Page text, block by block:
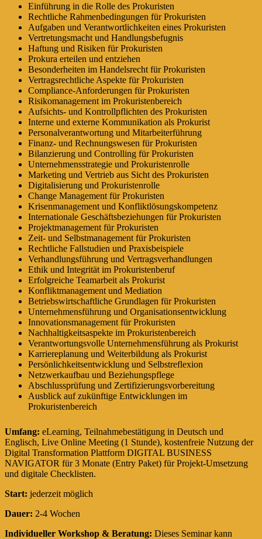
Einführung in die Rolle des Prokuristen
Rechtliche Rahmenbedingungen für Prokuristen
Aufgaben und Verantwortlichkeiten eines Prokuristen
Vertretungsmacht und Handlungsbefugnis
Haftung und Risiken für Prokuristen
Prokura erteilen und entziehen
Besonderheiten im Handelsrecht für Prokuristen
Vertragsrechtliche Aspekte für Prokuristen
Compliance-Anforderungen für Prokuristen
Risikomanagement im Prokuristenbereich
Aufsichts- und Kontrollpflichten des Prokuristen
Interne und externe Kommunikation als Prokurist
Personalverantwortung und Mitarbeiterführung
Finanz- und Rechnungswesen für Prokuristen
Bilanzierung und Controlling für Prokuristen
Unternehmensstrategie und Prokuristenrolle
Marketing und Vertrieb aus Sicht des Prokuristen
Digitalisierung und Prokuristenrolle
Change Management für Prokuristen
Krisenmanagement und Konfliktlösungskompetenz
Internationale Geschäftsbeziehungen für Prokuristen
Projektmanagement für Prokuristen
Zeit- und Selbstmanagement für Prokuristen
Rechtliche Fallstudien und Praxisbeispiele
Verhandlungsführung und Vertragsverhandlungen
Ethik und Integrität im Prokuristenberuf
Erfolgreiche Teamarbeit als Prokurist
Konfliktmanagement und Mediation
Betriebswirtschaftliche Grundlagen für Prokuristen
Unternehmensführung und Organisationsentwicklung
Innovationsmanagement für Prokuristen
Nachhaltigkeitsaspekte im Prokuristenbereich
Verantwortungsvolle Unternehmensführung als Prokurist
Karriereplanung und Weiterbildung als Prokurist
Persönlichkeitsentwicklung und Selbstreflexion
Netzwerkaufbau und Beziehungspflege
Abschlussprüfung und Zertifizierungsvorbereitung
Ausblick auf zukünftige Entwicklungen im
Prokuristenbereich
Umfang: eLearning, Teilnahmebestätigung in Deutsch und
Englisch, Live Online Meeting (1 Stunde), kostenfreie Nutzung der
Digital Transformation Plattform DIGITAL BUSINESS
NAVIGATOR für 3 Monate (Entry Paket) für Projekt-Umsetzung
und digitale Checklisten.
Start: jederzeit möglich
Dauer: 2-4 Wochen
Individueller Workshop & Beratung: Dieses Seminar kann